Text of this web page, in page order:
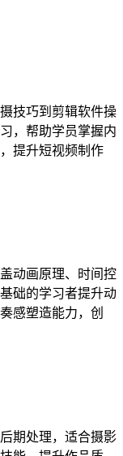
技巧到剪辑软件操
，帮助学员掌握内
提升短视频制作
动画原理、时间控
础的学习者提升动
感塑造能力，创
期处理，适合摄影